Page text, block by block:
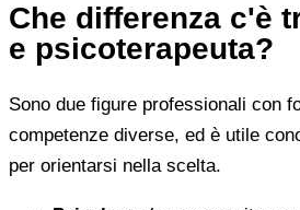
Che differenza c'è
e psicoterapeuta?
Sono due figure professionali con
competenze diverse, ed è utile
per orientarsi nella scelta.